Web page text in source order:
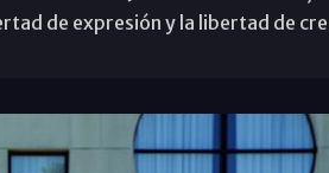
de expresión y la libertad de